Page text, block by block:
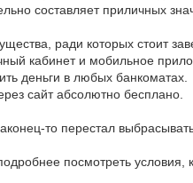
составляет приличных
ради которых стоит
кабинет и мобильное
деньги в любых банкоматах.
сайт абсолютно бесплано.
то перестал
посмотреть условия,